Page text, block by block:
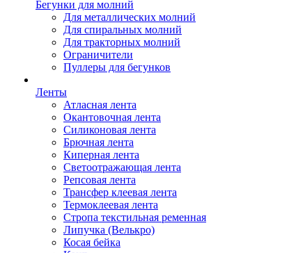
Бегунки для молний
Для металлических молний
Для спиральных молний
Для тракторных молний
Ограничители
Пуллеры для бегунков
Ленты
Атласная лента
Окантовочная лента
Силиконовая лента
Брючная лента
Киперная лента
Светоотражающая лента
Репсовая лента
Трансфер клеевая лента
Термоклеевая лента
Стропа текстильная ременная
Липучка (Велькро)
Косая бейка